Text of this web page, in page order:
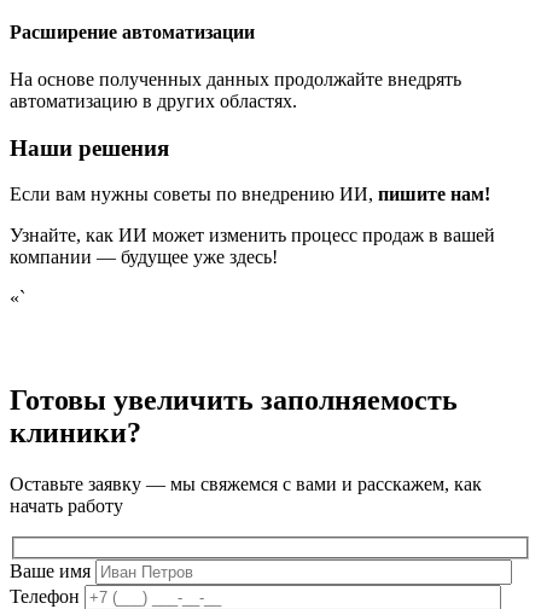
Расширение автоматизации
На основе полученных данных продолжайте внедрять
автоматизацию в других областях.
Наши решения
Если вам нужны советы по внедрению ИИ, пишите нам!
Узнайте, как ИИ может изменить процесс продаж в вашей
компании — будущее уже здесь!
«`
Готовы увеличить заполняемость
клиники?
Оставьте заявку — мы свяжемся с вами и расскажем, как
начать работу
Ваше имя
Телефон